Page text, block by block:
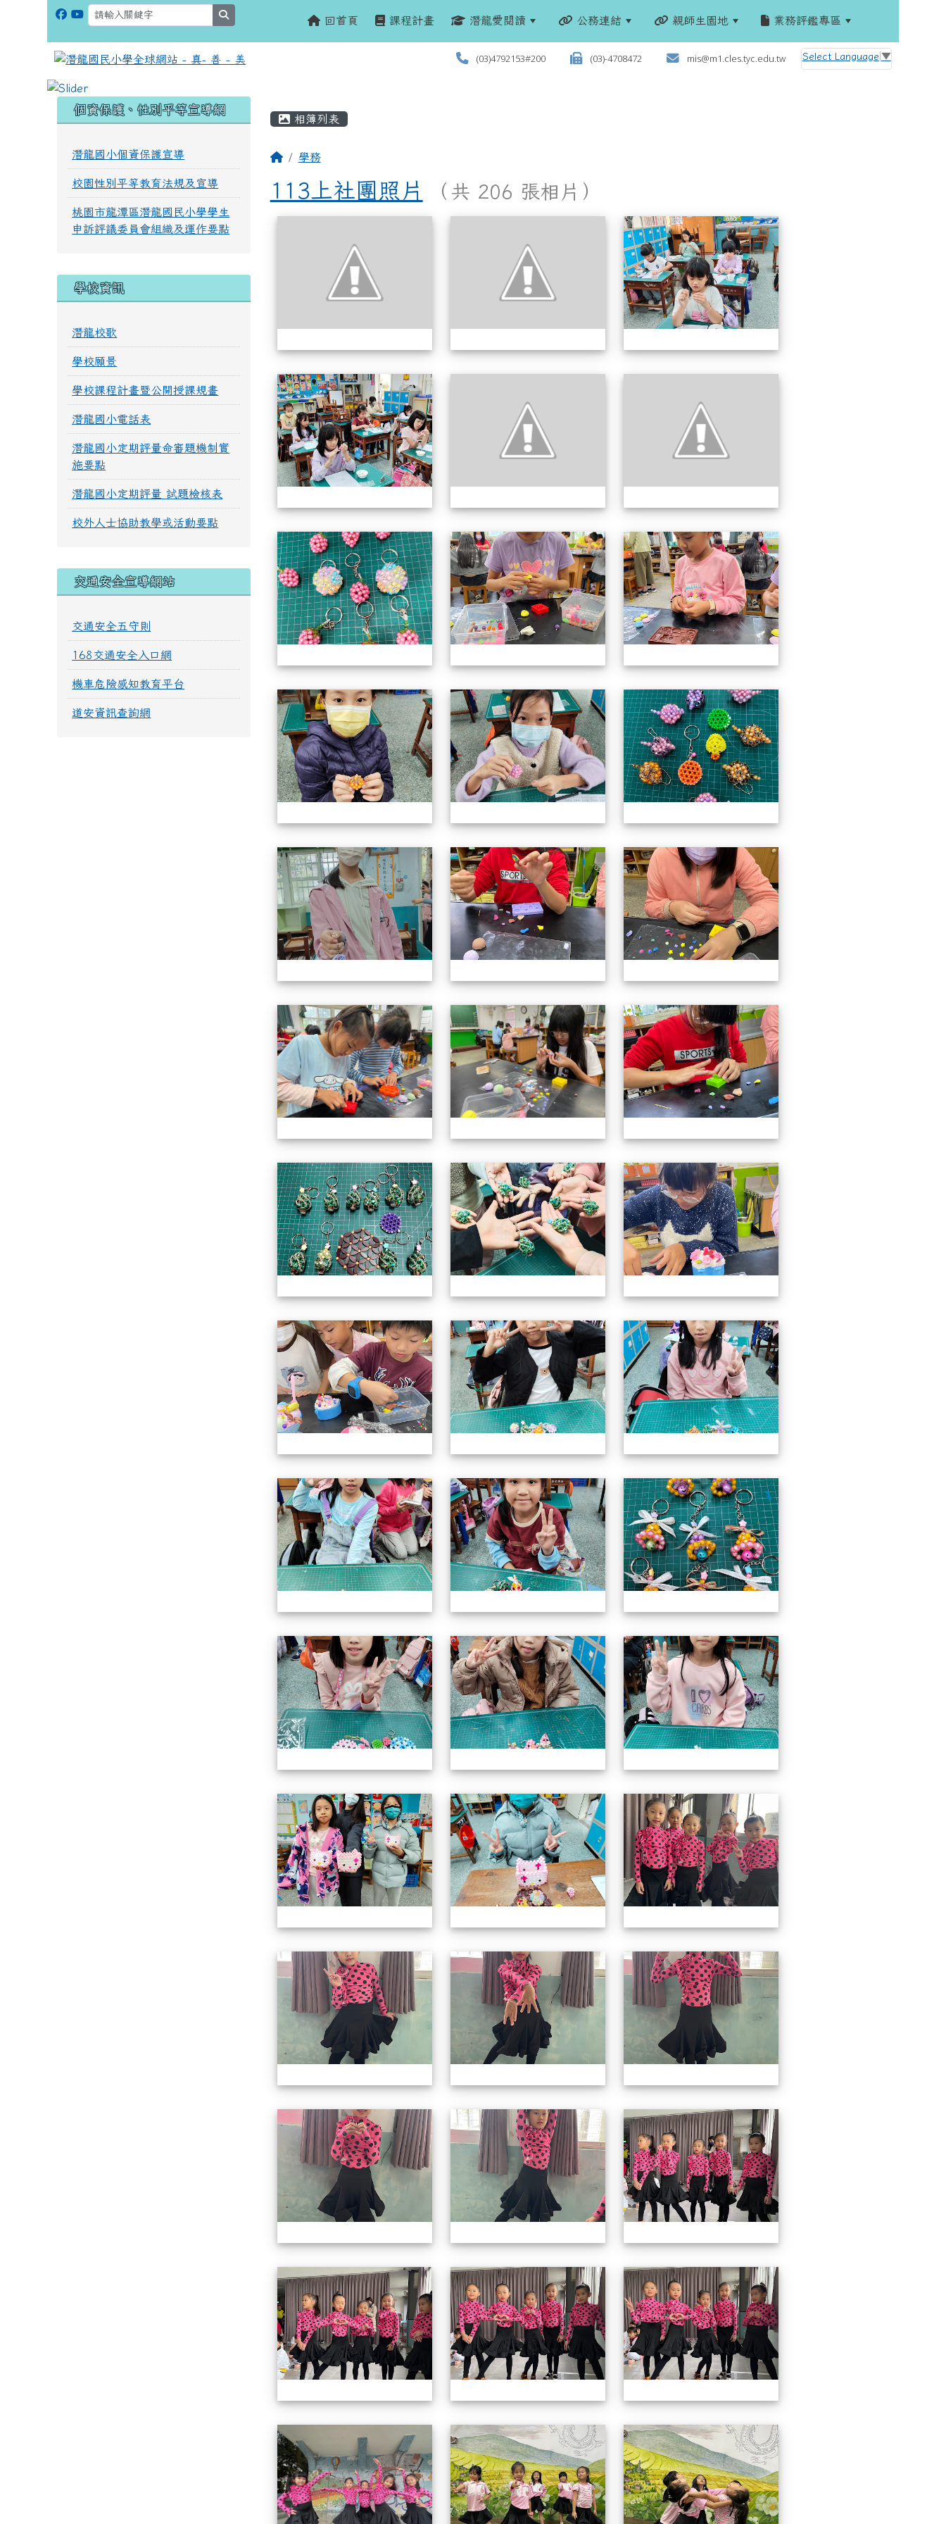
回首頁 課程計畫 潛龍愛閱讀 公務連結 親師生園地 業務評鑑專區
(03)4792153#200 (03)-4708472 mis@m1.cles.tyc.edu.tw Select Language ▼
相簿列表
學務
113上社團照片 （共 206 張相片）
相簿列表 113上社團照片 113上社團照片
113上社團照片
113上社團照片 113上社團照片 113上社團照片
113上社團照片 113上社團照片 113上社團照片
113上社團照片 113上社團照片 113上社團照片
113上社團照片 113上社團照片 113上社團照片
113上社團照片 113上社團照片 113上社團照片
113上社團照片 113上社團照片 113上社團照片
113上社團照片 113上社團照片 113上社團照片
113上社團照片 113上社團照片 113上社團照片
113上社團照片 113上社團照片
113上社團照片 113上社團照片
113上社團照片 113上社團照片 113上社團照片
113上社團照片 113上社團照片
113上社團照片 113上社團照片 113上社團照片
個資保護、性別平等宣導網
潛龍國小個資保護宣導
校園性別平等教育法規及宣導
桃園市龍潭區潛龍國民小學學生
申訴評議委員會組織及運作要點
學校資訊
潛龍校歌
學校願景
學校課程計畫暨公開授課規畫
潛龍國小電話表
潛龍國小定期評量命審題機制實
施要點
潛龍國小定期評量 試題檢核表
校外人士協助教學或活動要點
交通安全宣導網站
交通安全五守則
168交通安全入口網
機車危險感知教育平台
道安資訊查詢網